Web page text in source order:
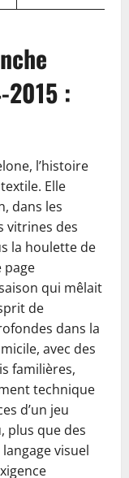
:
l’histoire
Elle
dans les
vitrines des
la houlette de
page
qui mêlait
de
dans la
avec des
familières,
technique
d’un jeu
plus que des
visuel